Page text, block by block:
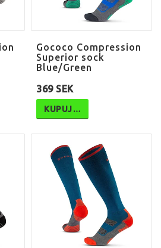
Gococo Compression
Superior sock
Blue/Green
369 SEK
KUPUJ…